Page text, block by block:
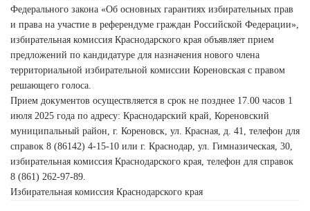
Федерального закона «Об основных гарантиях избирательных прав
и права на участие в референдуме граждан Российской Федерации»,
избирательная комиссия Краснодарского края объявляет прием
предложений по кандидатуре для назначения нового члена
территориальной избирательной комиссии Кореновская с правом
решающего голоса.
Прием документов осуществляется в срок не позднее 17.00 часов 1
июля 2025 года по адресу: Краснодарский край, Кореновский
муниципальный район, г. Кореновск, ул. Красная, д. 41, телефон для
справок 8 (86142) 4-15-10 или г. Краснодар, ул. Гимназическая, 30,
избирательная комиссия Краснодарского края, телефон для справок
8 (861) 262-97-89.
Избирательная комиссия Краснодарского края